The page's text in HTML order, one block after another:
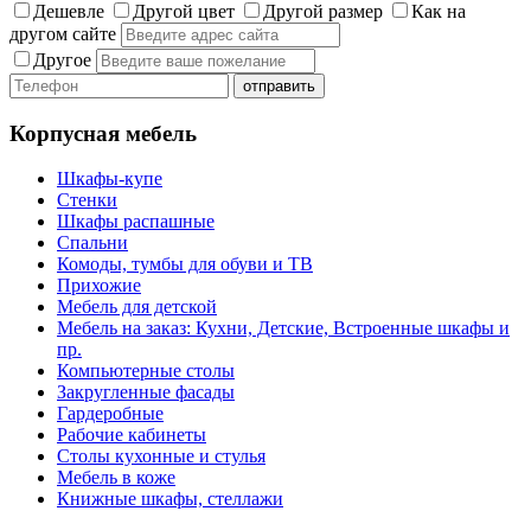
Дешевле
Другой цвет Другой размер
Как на
другом сайте
Другое
Корпусная мебель
Шкафы-купе
Стенки
Шкафы распашные
Спальни
Комоды, тумбы для обуви и ТВ
Прихожие
Мебель для детской
Мебель на заказ: Кухни, Детские, Встроенные шкафы и
пр.
Компьютерные столы
Закругленные фасады
Гардеробные
Рабочие кабинеты
Столы кухонные и стулья
Мебель в коже
Книжные шкафы, стеллажи